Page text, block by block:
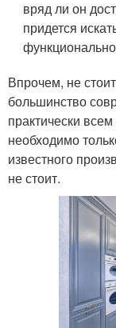
вряд ли он
придется
Впрочем, не
большинство
практически
необходимо
известного
не стоит.